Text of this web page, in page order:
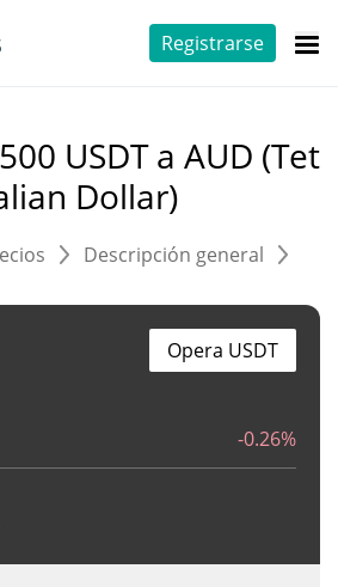
Registrarse
USDT a AUD (Tet
Dollar)
Descripción general
-0.26%
Opera USDT